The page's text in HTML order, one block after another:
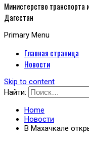
Министерство транспорта
Дагестан
Primary Menu
Главная страница
Новости
Skip to content
Найти:
Home
Новости
В Махачкале